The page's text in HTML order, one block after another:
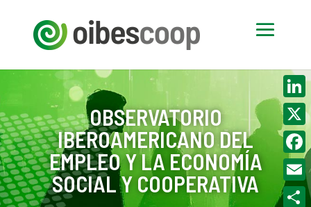
OBSERVATORIO
IBEROAMERICANO DEL
EMPLEO Y LA ECONOMÍA
SOCIAL Y COOPERATIVA
X
Email